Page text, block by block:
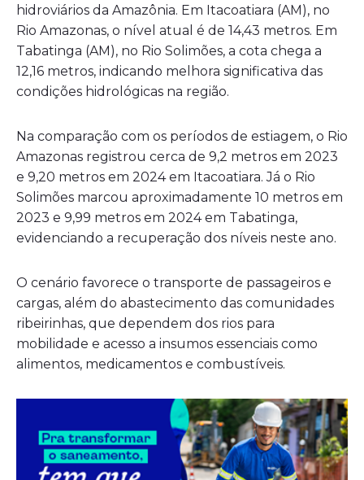
hidroviários da Amazônia. Em Itacoatiara (AM), no
Rio Amazonas, o nível atual é de 14,43 metros. Em
Tabatinga (AM), no Rio Solimões, a cota chega a
12,16 metros, indicando melhora significativa das
condições hidrológicas na região.
Na comparação com os períodos de estiagem, o Rio
Amazonas registrou cerca de 9,2 metros em 2023
e 9,20 metros em 2024 em Itacoatiara. Já o Rio
Solimões marcou aproximadamente 10 metros em
2023 e 9,99 metros em 2024 em Tabatinga,
evidenciando a recuperação dos níveis neste ano.
O cenário favorece o transporte de passageiros e
cargas, além do abastecimento das comunidades
ribeirinhas, que dependem dos rios para
mobilidade e acesso a insumos essenciais como
alimentos, medicamentos e combustíveis.